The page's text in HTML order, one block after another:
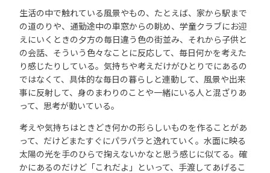
生活の中で触れている風景やもの、たとえば、家から駅まで
の道のりや、通勤途中の車窓からの眺め、学童クラブにお迎
えにいくときの夕方の毎日違う色の街並み、それから子供と
の会話、そういう色々なことに反応して、毎日何かを考えた
り感じたりしている。気持ちや考えだけがひとりでにあるの
ではなくて、具体的な毎日の暮らしと連動して、風景や出来
事に反射して、身のまわりのことや一緒にいる人と混ざりあ
って、思考が動いている。
考えや気持ちはときどき何かの形らしいものを作ることがあ
って、だけどまたすぐにパラパラと逸れていく。水面に映る
太陽の光を手のひらで掬えないかなと思う感じに似てる。確
かにあるのだけど「これだよ」といって、手渡してあげるこ